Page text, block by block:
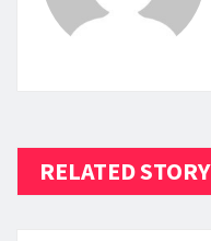
RELATED STORY